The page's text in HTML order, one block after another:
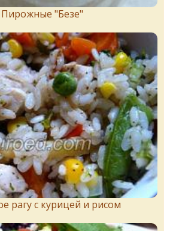
Пирожныe "Бeзe"
рагу с курицей и рисом